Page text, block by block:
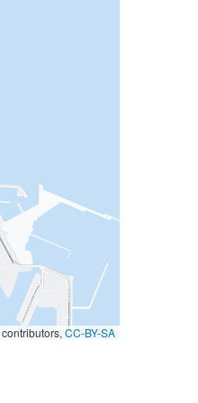
contributors, CC-BY-SA